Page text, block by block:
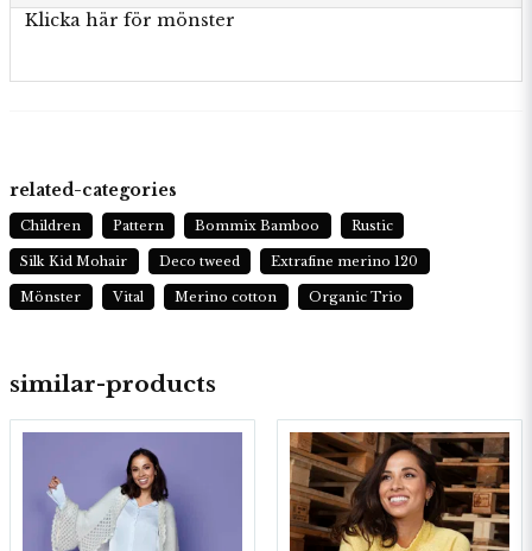
Klicka här för mönster
similar-products
related-categories
Children Pattern Bommix Bamboo Rustic
Silk Kid Mohair Deco tweed Extrafine merino 120
Mönster Vital Merino cotton Organic Trio